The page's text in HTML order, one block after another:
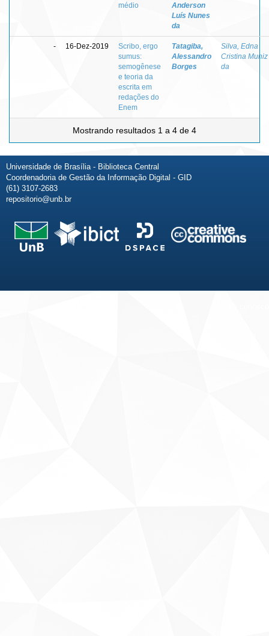
médio
Anderson
Luís Nunes
da
- 16-Dez-2019
Scribo, ergo
sumus:
semogênese
e teoria da
escrita em
redações do
Enem
Tatagiba,
Alessandro
Borges
Silva, Edna
Cristina Muniz
da
Mostrando resultados 1 a 4 de 4
Universidade de Brasília - Biblioteca Central
Coordenadoria de Gestão da Informação Digital - GID
(61) 3107-2683
repositorio@unb.br